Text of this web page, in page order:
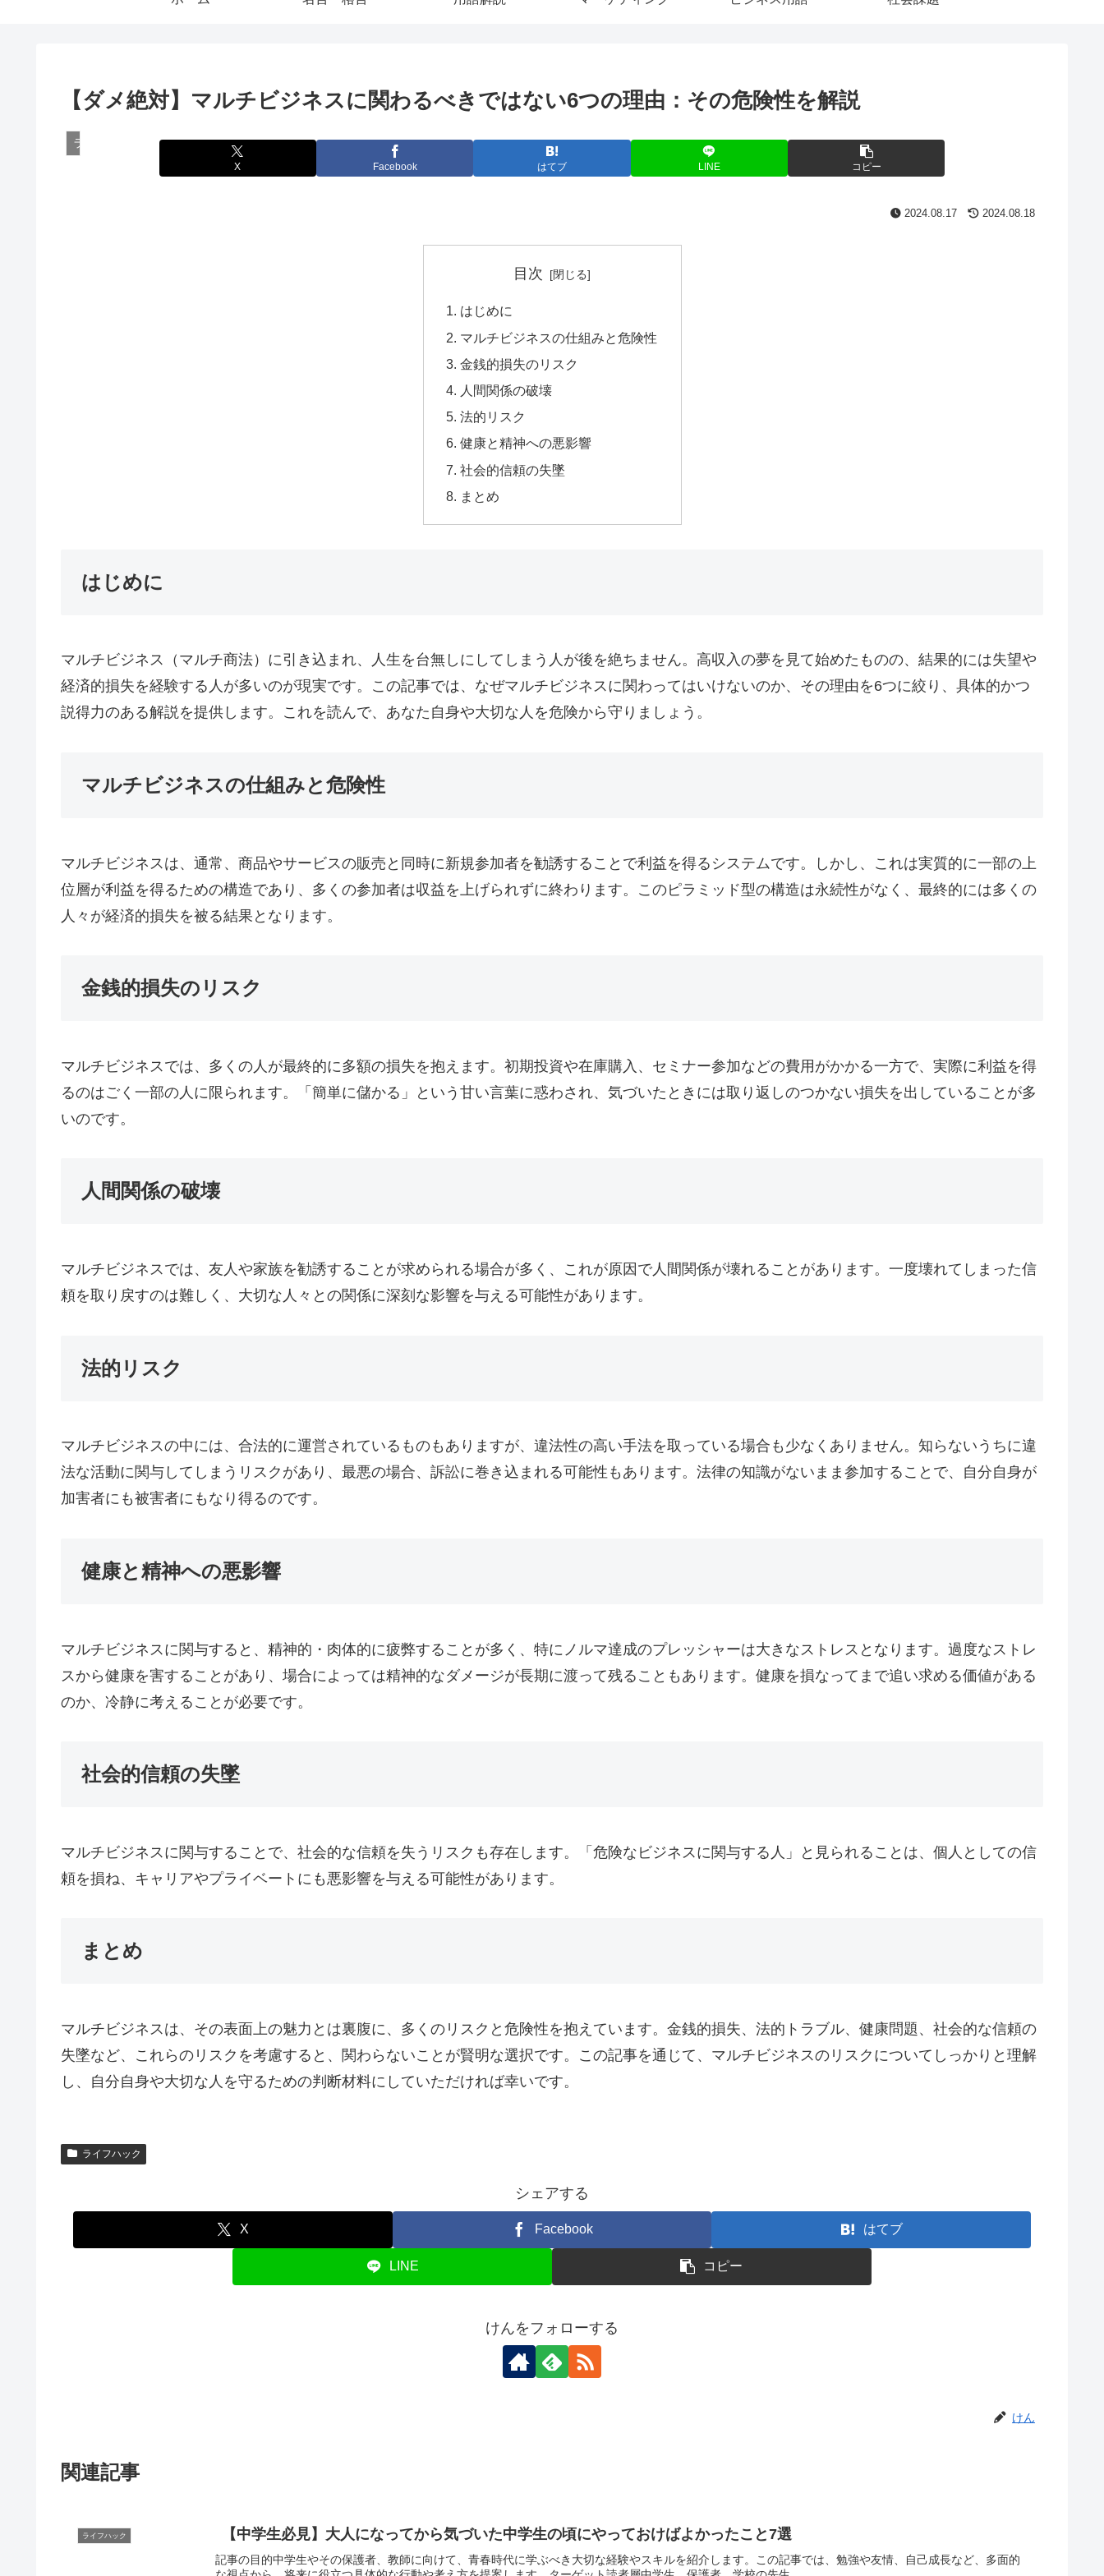
【ダメ絶対】マルチビジネスに関わるべきではない6つの理由：その危険性を解説
ライフハック
X Facebook はてブ LINE コピー
2024.08.17 2024.08.18
目次
はじめに
マルチビジネスの仕組みと危険性
金銭的損失のリスク
人間関係の破壊
法的リスク
健康と精神への悪影響
社会的信頼の失墜
まとめ
はじめに
マルチビジネス（マルチ商法）に引き込まれ、人生を台無しにしてしまう人が後を絶ちません。高収入の夢を見て始めたものの、結果的には失望や
経済的損失を経験する人が多いのが現実です。この記事では、なぜマルチビジネスに関わってはいけないのか、その理由を6つに絞り、具体的かつ
説得力のある解説を提供します。これを読んで、あなた自身や大切な人を危険から守りましょう。
マルチビジネスの仕組みと危険性
マルチビジネスは、通常、商品やサービスの販売と同時に新規参加者を勧誘することで利益を得るシステムです。しかし、これは実質的に一部の上
位層が利益を得るための構造であり、多くの参加者は収益を上げられずに終わります。このピラミッド型の構造は永続性がなく、最終的には多くの
人々が経済的損失を被る結果となります。
金銭的損失のリスク
マルチビジネスでは、多くの人が最終的に多額の損失を抱えます。初期投資や在庫購入、セミナー参加などの費用がかかる一方で、実際に利益を得
るのはごく一部の人に限られます。「簡単に儲かる」という甘い言葉に惑わされ、気づいたときには取り返しのつかない損失を出していることが多
いのです。
人間関係の破壊
マルチビジネスでは、友人や家族を勧誘することが求められる場合が多く、これが原因で人間関係が壊れることがあります。一度壊れてしまった信
頼を取り戻すのは難しく、大切な人々との関係に深刻な影響を与える可能性があります。
法的リスク
マルチビジネスの中には、合法的に運営されているものもありますが、違法性の高い手法を取っている場合も少なくありません。知らないうちに違
法な活動に関与してしまうリスクがあり、最悪の場合、訴訟に巻き込まれる可能性もあります。法律の知識がないまま参加することで、自分自身が
加害者にも被害者にもなり得るのです。
健康と精神への悪影響
マルチビジネスに関与すると、精神的・肉体的に疲弊することが多く、特にノルマ達成のプレッシャーは大きなストレスとなります。過度なストレ
スから健康を害することがあり、場合によっては精神的なダメージが長期に渡って残ることもあります。健康を損なってまで追い求める価値がある
のか、冷静に考えることが必要です。
社会的信頼の失墜
マルチビジネスに関与することで、社会的な信頼を失うリスクも存在します。「危険なビジネスに関与する人」と見られることは、個人としての信
頼を損ね、キャリアやプライベートにも悪影響を与える可能性があります。
まとめ
マルチビジネスは、その表面上の魅力とは裏腹に、多くのリスクと危険性を抱えています。金銭的損失、法的トラブル、健康問題、社会的な信頼の
失墜など、これらのリスクを考慮すると、関わらないことが賢明な選択です。この記事を通じて、マルチビジネスのリスクについてしっかりと理解
し、自分自身や大切な人を守るための判断材料にしていただければ幸いです。
ライフハック
シェアする
X Facebook はてブ
LINE コピー
けんをフォローする
けん
関連記事
ライフハック 【中学生必見】大人になってから気づいた中学生の頃にやっておけばよかったこと7選
記事の目的中学生やその保護者、教師に向けて、青春時代に学ぶべき大切な経験やスキルを紹介します。この記事では、勉強や友情、自己成長など、多面的